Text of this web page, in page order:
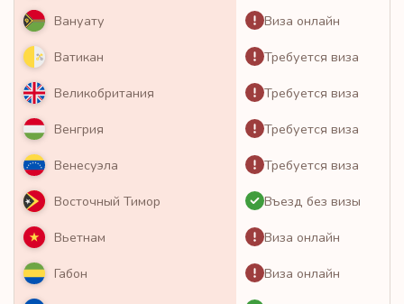
Вануату Виза онлайн
Ватикан Требуется виза
Великобритания Требуется виза
Венгрия Требуется виза
Венесуэла Требуется виза
Восточный Тимор Въезд без визы
Вьетнам Виза онлайн
Габон Виза онлайн